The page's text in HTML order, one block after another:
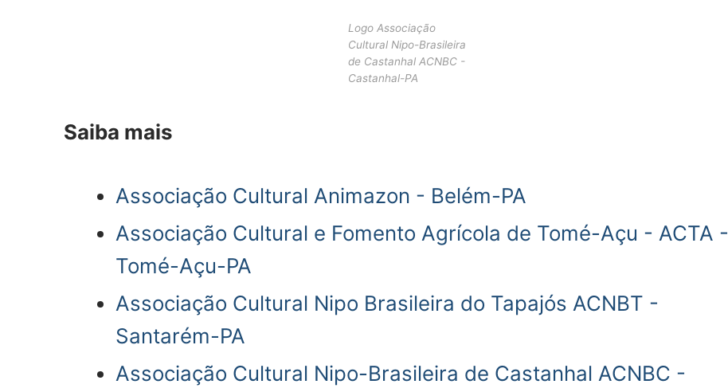
Logo Associação
Cultural Nipo-Brasileira
de Castanhal ACNBC -
Castanhal-PA
Saiba mais
Associação Cultural Animazon - Belém-PA
Associação Cultural e Fomento Agrícola de Tomé-Açu - ACTA -
Tomé-Açu-PA
Associação Cultural Nipo Brasileira do Tapajós ACNBT -
Santarém-PA
Associação Cultural Nipo-Brasileira de Castanhal ACNBC -